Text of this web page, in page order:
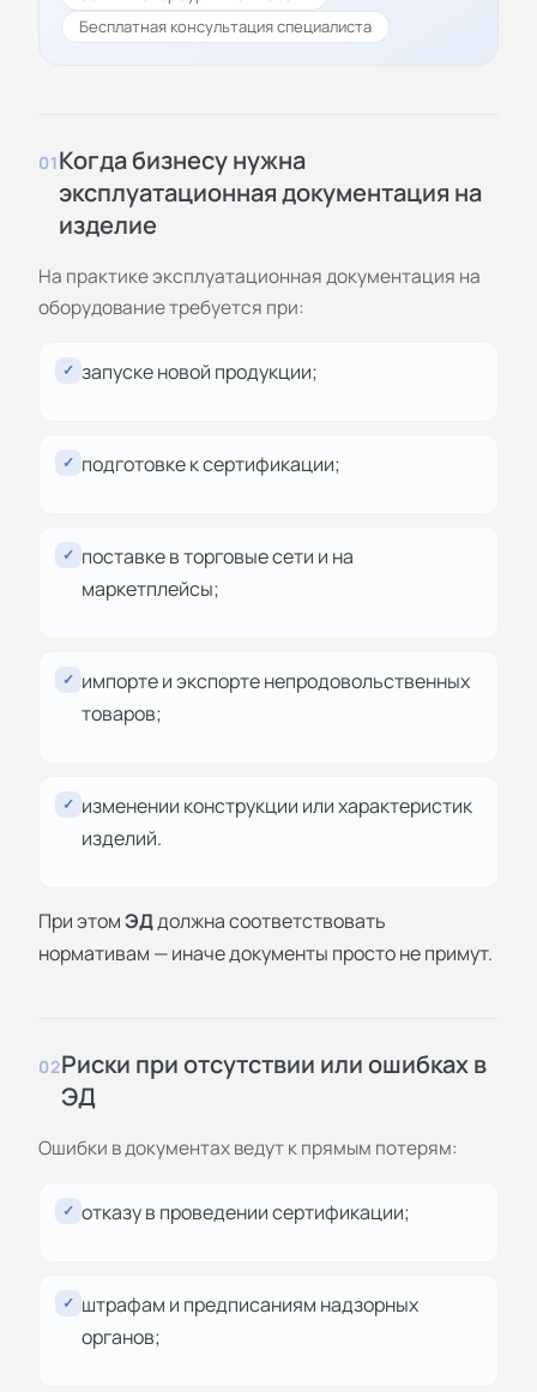
Бесплатная консультация специалиста
01Когда бизнесу нужна
эксплуатационная документация на
изделие
На практике эксплуатационная документация на
оборудование требуется при:
✓ запуске новой продукции;
✓ подготовке к сертификации;
✓ поставке в торговые сети и на
маркетплейсы;
✓ импорте и экспорте непродовольственных
товаров;
✓ изменении конструкции или характеристик
изделий.
При этомЭДдолжна соответствовать
нормативам — иначе документы просто не примут.
02Риски при отсутствии или ошибках в
ЭД
Ошибки в документах ведут к прямым потерям:
✓ отказу в проведении сертификации;
✓ штрафам и предписаниям надзорных
органов;